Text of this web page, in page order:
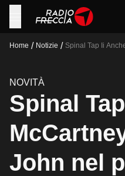
Home / Notizie / Spinal Tap Ii
NOVITÀ
Spinal
John nel